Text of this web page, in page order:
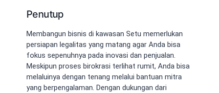
Penutup
Membangun bisnis di kawasan Setu memerlukan
persiapan legalitas yang matang agar Anda bisa
fokus sepenuhnya pada inovasi dan penjualan.
Meskipun proses birokrasi terlihat rumit, Anda bisa
melaluinya dengan tenang melalui bantuan mitra
yang berpengalaman. Dengan dukungan dari